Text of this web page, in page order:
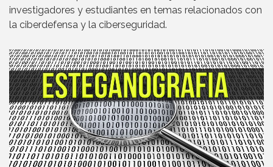
investigadores y estudiantes en temas relacionados con
la ciberdefensa y la ciberseguridad.